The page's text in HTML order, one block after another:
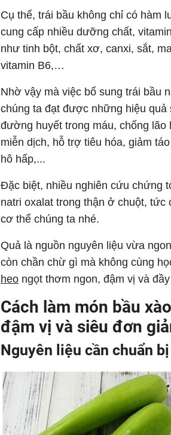
Cụ thể, trái bầu không chỉ có hàm
cung cấp nhiều dưỡng chất,
như tinh bột, chất xơ, canxi, sắt,
vitamin B6,…
Nhờ vậy mà việc bổ sung trái bầu
chúng ta đạt được những hiệu quả
đường huyết trong máu, chống
miễn dịch, hỗ trợ tiêu hóa, giảm
hô hấp,...
Đặc biệt, nhiều nghiên cứu chứng
natri oxalat trong thận ở chuột, tức
cơ thể chúng ta nhé.
Quả là nguồn nguyên liệu vừa
còn chần chừ gì mà không cùng
heo ngọt thơm ngon, đậm vị và
Cách làm món bầu
đậm vị và siêu đơn
Nguyên liệu cần chuẩn bị